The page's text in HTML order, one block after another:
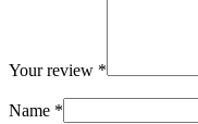
Your review *
Name *